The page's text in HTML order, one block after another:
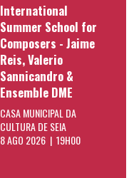
International
Summer School for
Composers - Jaime
Reis, Valerio
Sannicandro &
Ensemble DME
CASA MUNICIPAL DA
CULTURA DE SEIA
8 AGO 2026 | 19H00